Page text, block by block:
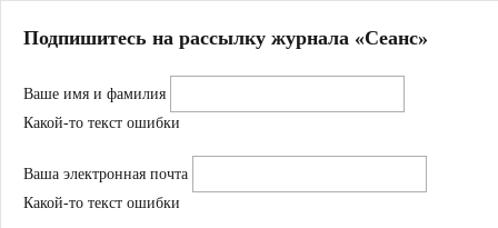
Магазин
Журнал
Школа
Устав
Подпишитесь на рассылку журнала «Сеанс»
Ваше имя и фамилия
Какой-то текст ошибки
Ваша электронная почта
Какой-то текст ошибки